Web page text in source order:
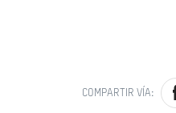
COMPARTIR VÍA: